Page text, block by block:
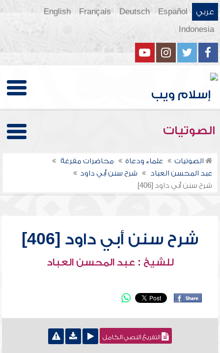
عربي Español
Deutsch
Français
English
Indonesia
الصوتيات
الصوتيات علماء ودعاة
محاضرات مفرغة
عبد المحسن العباد
شرح سنن أبي داود
شرح سنن أبي داود [406]
شرح سنن أبي داود [406]
للشيخ : عبد المحسن العباد
التفريغ النصي الكامل